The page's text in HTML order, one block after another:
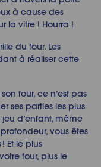
à cause des
la vitre ! Hourra !
du four. Les
à réaliser cette
four, ce n’est pas
ses parties les plus
d’enfant, même
vous êtes
Et le plus
four, plus le